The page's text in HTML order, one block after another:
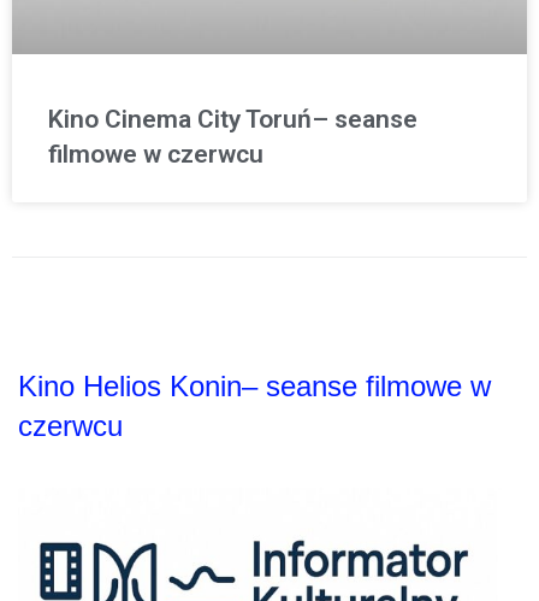
Kino Cinema City Toruń– seanse
filmowe w czerwcu
Kino Helios Konin– seanse filmowe w
czerwcu